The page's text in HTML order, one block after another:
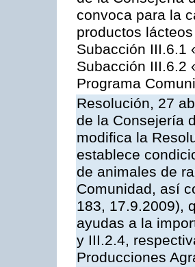
convoca para la
productos
Subacción III.6.1
Subacción III.6.2
Programa
Resolución, 27
de la Consejería
modifica la
establece
de animales de
Comunidad, así
183, 17.9.2009),
ayudas a la
y III.2.4,
Producciones